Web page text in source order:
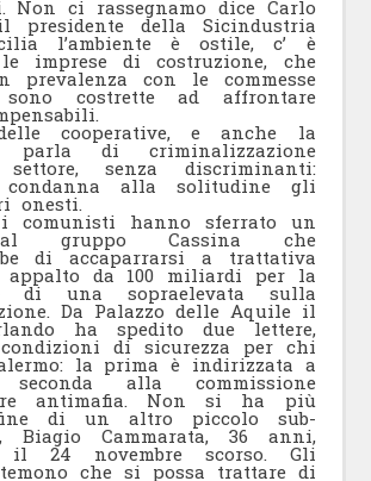
Non ci rassegnamo dice Carlo
presidente della Sicindustria
l’ambiente è ostile, c’ è
imprese di costruzione, che
prevalenza con le commesse
sono costrette ad affrontare
cooperative, e anche la
parla di criminalizzazione
settore, senza discriminanti:
alla solitudine gli
onesti.
comunisti hanno sferrato un
gruppo Cassina che
di accaparrarsi a trattativa
da 100 miliardi per la
di una sopraelevata sulla
Da Palazzo delle Aquile il
ha spedito due lettere,
di sicurezza per chi
la prima è indirizzata a
alla commissione
antimafia. Non si ha più
di un altro piccolo sub-
Biagio Cammarata, 36 anni,
il 24 novembre scorso. Gli
che si possa trattare di